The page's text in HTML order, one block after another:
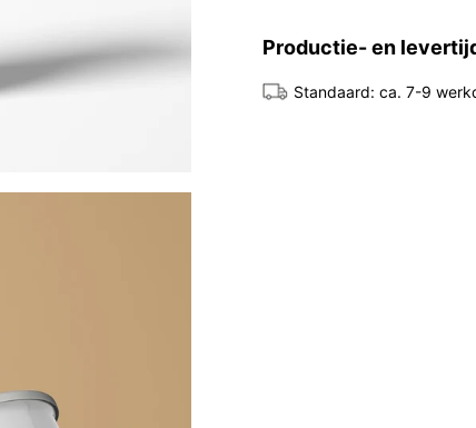
Productie- en
Standaard: ca. 7-9